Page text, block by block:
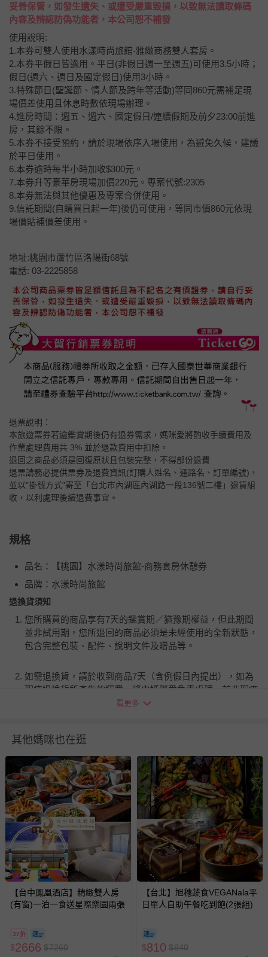
妥善保管，如發生遺失、或遭受嚴重毀損，以致無法讀取條碼
內容及辨認防偽功能者，本公司恕不補發
使用說明:
1.本券可雙人使用水漾時尚旅館-雅緻商務雙人套房。
2.本券平假日皆適用。平日(非假日週一至週五)可使用3.5小時；
假日(週六、週日及國定假日)使用3小時。
3.特殊節日(聖誕節、情人節及跨年等活動)等同860元需補足現
場價差使用且休息時數依現場辦理。
4.進房時間：週五、週六、國定假日/連續假期及前夕23:00前進
房，其餘不限。
5.本券不接受預約，請於現場依序入場使用，為避免久候，建議
於平日使用。
6.本券逾時每半小時加收$300元。
7.本券升等豪華房現場加價220元。專案代號:2305
8.本券無法與其他優惠及專案合併使用。
9.信託期間(自購買日起一年)後仍可使用，等同市價860元依現
場價貼補價差使用。
地址:桃園市蘆竹區洛陽街68號
電話: 03-2225858
退票說明：
本旅遊票券若逾鑑賞期後仍有退券需求，媽咪愛將酌收手續費用及
作業處理費用共 3% 並於退款費用中扣除。
退回之商品必須是回復原狀且包裝完整，不得部份退費
退票請務必提供票券及退費資訊(訂購人姓名、通路名、訂單編號)，
並以"掛號方式"寄至「台北市內湖區內湖路一段136號二樓」退貨組
收，以利處理後續退費事宜。
規格
品名：【桃園】水漾時尚旅館-商務套房休憩券
品牌：水漾時尚旅館
退換貨須知
您所購買的商品享有7天的鑑賞期／猶豫期權益，但此期間
並非試用期，您所退回的商品必須是未經使用的全新狀態，
包含完整包裝、配件、說明文件及贈品等。
如需退換貨，請於收到商品7天（含例假日內提出），如為
瑕疵退換貨所產生的運費，將由媽咪愛負責處理，若非瑕疵
退貨，您可至『查詢訂單』>『已出貨』中查詢該筆訂單，
與服務，謝謝。
針對滿件折/滿額贈…等活動，如因部份退貨，而該訂單保
留商品未達活動門檻，將以原價計算，活動贈品亦需一併退
回。
部分商品依據消費者保護法的規定，不適用七天鑑賞期/猶
豫期範圍：
易於腐敗、保存期限較短或解約時即將逾期（例如生鮮
商品、食品等）。
客製化商品（例如客製生日書、姓名貼等）。
報紙、期刊或雜誌（惟書籍如經拆封、使用，則酌收整
經消費者拆封之影音商品或電腦軟體（例如 DVD、CD
等）。
看更多
其他媽咪也在逛
【台中鳳凰酒店】精緻雙人房
(有窗)一泊一食送星際樂園兩張
37折
$2666 $7260
【台北】旭穗蔬食VEGANala平
日單人自助午餐吃到飽(2張組)
$810 $840